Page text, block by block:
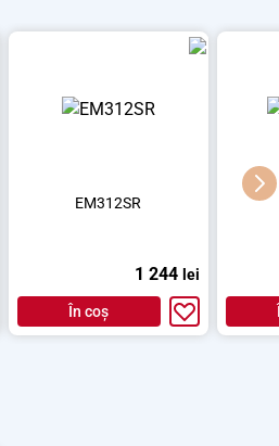
EM312SR
1 244 lei
În coș